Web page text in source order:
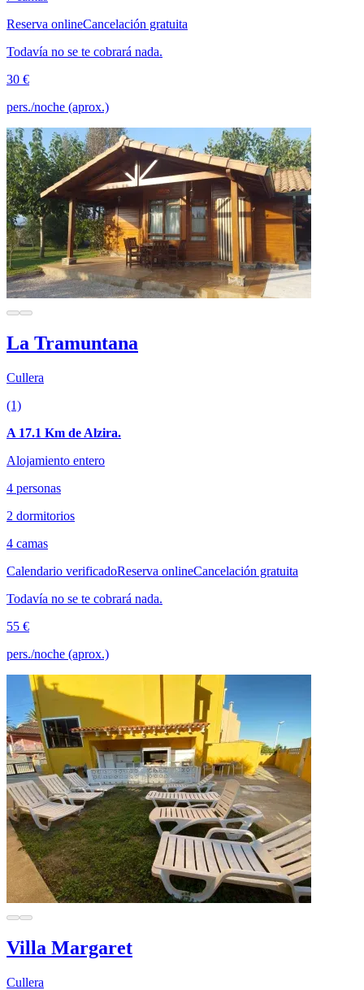
Reserva onlineCancelación gratuita
Todavía no se te cobrará nada.
30 €
pers./noche (aprox.)
La Tramuntana
Cullera
(1)
A 17.1 Km de Alzira.
Alojamiento entero
4 personas
2 dormitorios
4 camas
Calendario verificadoReserva onlineCancelación gratuita
Todavía no se te cobrará nada.
55 €
pers./noche (aprox.)
Villa Margaret
Cullera